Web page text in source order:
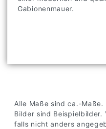
Gabionenmauer.
Alle Maße sind ca.-
Bilder sind Beispielbilder.
falls nicht anders